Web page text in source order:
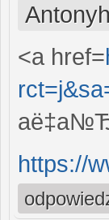
<a href=
https://